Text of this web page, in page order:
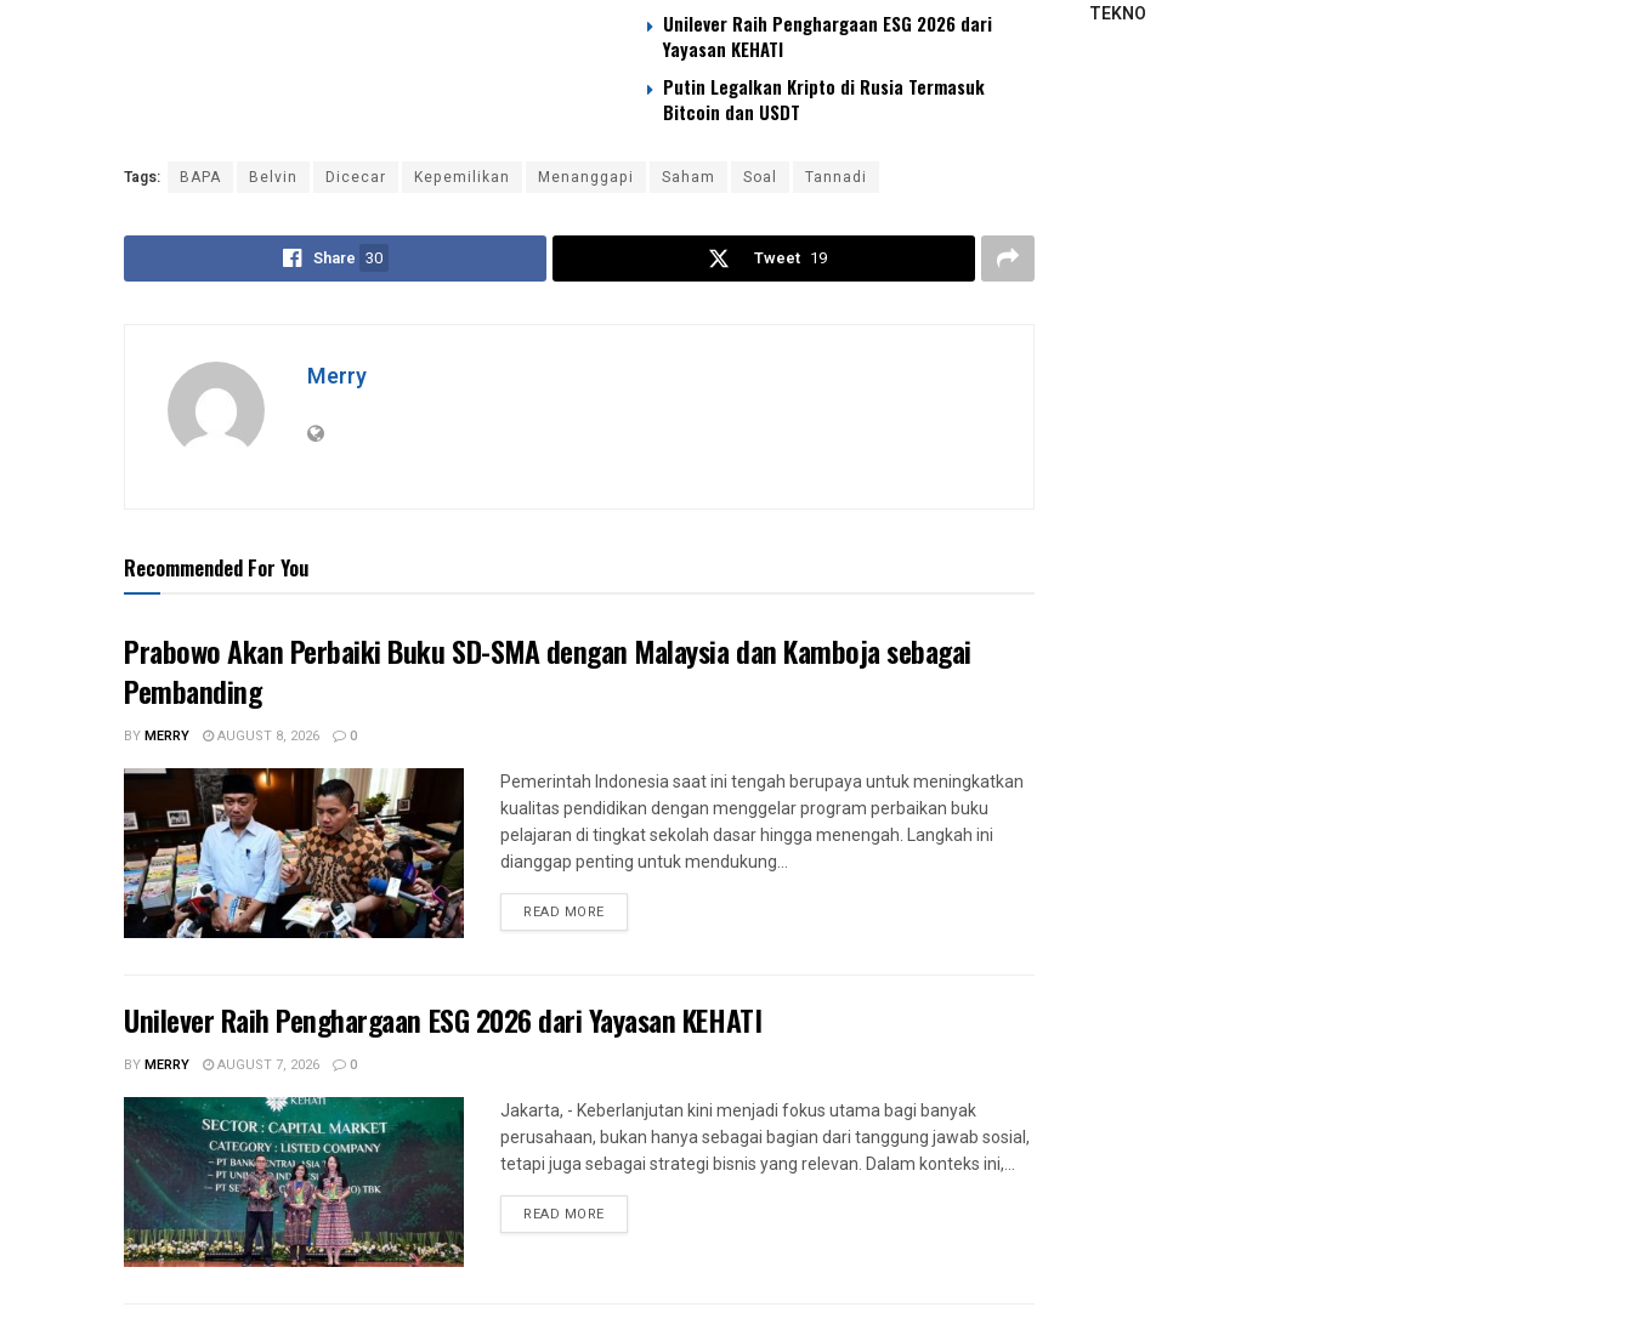
Unilever Raih Penghargaan ESG 2026 dari
Yayasan KEHATI
Putin Legalkan Kripto di Rusia Termasuk
Bitcoin dan USDT
Tags: BAPA Belvin Dicecar Kepemilikan Menanggapi Saham Soal Tannadi
Share 30 Tweet 19
Merry
Recommended For You
Prabowo Akan Perbaiki Buku SD-SMA dengan Malaysia dan Kamboja sebagai
Pembanding
BYMERRY AUGUST 8, 2026 0
Pemerintah Indonesia saat ini tengah berupaya untuk meningkatkan
kualitas pendidikan dengan menggelar program perbaikan buku
pelajaran di tingkat sekolah dasar hingga menengah. Langkah ini
dianggap penting untuk mendukung...
READ MORE
Unilever Raih Penghargaan ESG 2026 dari Yayasan KEHATI
BYMERRY AUGUST 7, 2026 0
Jakarta, - Keberlanjutan kini menjadi fokus utama bagi banyak
perusahaan, bukan hanya sebagai bagian dari tanggung jawab sosial,
tetapi juga sebagai strategi bisnis yang relevan. Dalam konteks ini,...
READ MORE
TEKNO